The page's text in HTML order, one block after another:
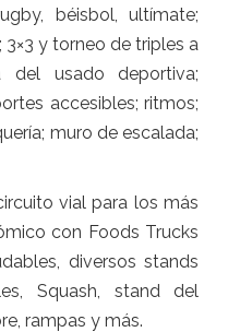
béisbol, ultímate;
y torneo de triples a
del usado deportiva;
accesibles; ritmos;
muro de escalada;
vial para los más
con Foods Trucks
diversos stands
Squash, stand del
rampas y más.